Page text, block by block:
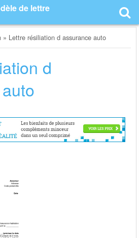
de lettre
» Lettre résiliation d assurance auto
d